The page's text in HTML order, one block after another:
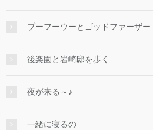
ブーフーウーとゴッドファーザー
後楽園と岩崎邸を歩く
夜が来る～♪
一緒に寝るの